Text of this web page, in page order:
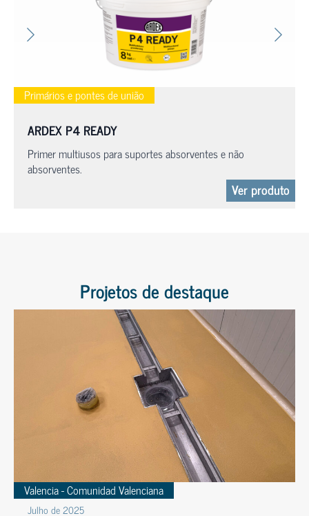
Primários e pontes de união
ARDEX P4 READY
Primer multiusos para suportes absorventes e não
absorventes.
Ver produto
Projetos de destaque
Valencia - Comunidad Valenciana
Julho de 2025